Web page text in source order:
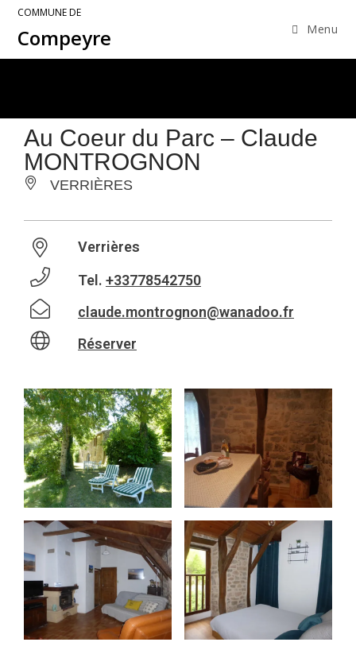
COMMUNE DE
Compeyre Menu
Au Coeur du Parc – Claude
MONTROGNON
VERRIÈRES
Verrières
Tel. +33778542750
claude.montrognon@wanadoo.fr
Réserver